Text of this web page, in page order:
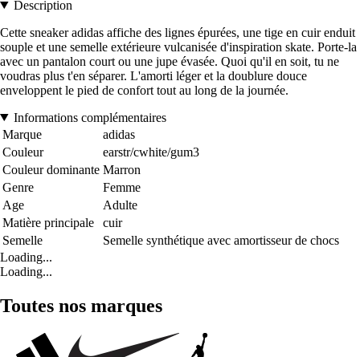
Description
Cette sneaker adidas affiche des lignes épurées, une tige en cuir enduit
souple et une semelle extérieure vulcanisée d'inspiration skate. Porte-la
avec un pantalon court ou une jupe évasée. Quoi qu'il en soit, tu ne
voudras plus t'en séparer. L'amorti léger et la doublure douce
enveloppent le pied de confort tout au long de la journée.
Informations complémentaires
Marque
adidas
Couleur
earstr/cwhite/gum3
Couleur dominante Marron
Genre
Femme
Age
Adulte
Matière principale
cuir
Semelle
Semelle synthétique avec amortisseur de chocs
Loading...
Loading...
Toutes nos marques